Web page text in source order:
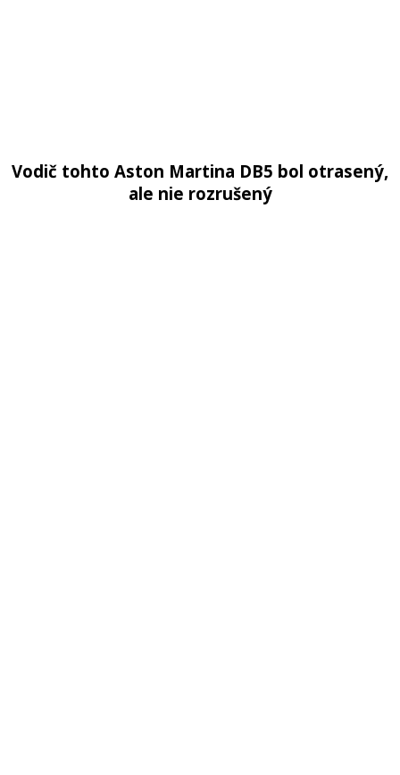
Vodič tohto Aston Martina DB5 bol otrasený,
ale nie rozrušený